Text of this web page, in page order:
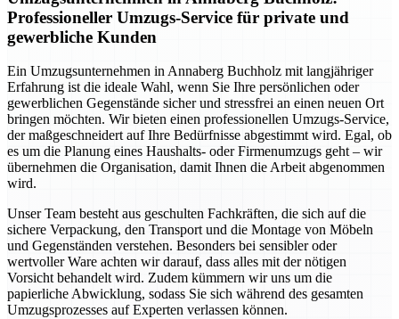
Professioneller Umzugs-Service für private und
gewerbliche Kunden
Ein Umzugsunternehmen in Annaberg Buchholz mit langjähriger
Erfahrung ist die ideale Wahl, wenn Sie Ihre persönlichen oder
gewerblichen Gegenstände sicher und stressfrei an einen neuen Ort
bringen möchten. Wir bieten einen professionellen Umzugs-Service,
der maßgeschneidert auf Ihre Bedürfnisse abgestimmt wird. Egal, ob
es um die Planung eines Haushalts- oder Firmenumzugs geht – wir
übernehmen die Organisation, damit Ihnen die Arbeit abgenommen
wird.
Unser Team besteht aus geschulten Fachkräften, die sich auf die
sichere Verpackung, den Transport und die Montage von Möbeln
und Gegenständen verstehen. Besonders bei sensibler oder
wertvoller Ware achten wir darauf, dass alles mit der nötigen
Vorsicht behandelt wird. Zudem kümmern wir uns um die
papierliche Abwicklung, sodass Sie sich während des gesamten
Umzugsprozesses auf Experten verlassen können.